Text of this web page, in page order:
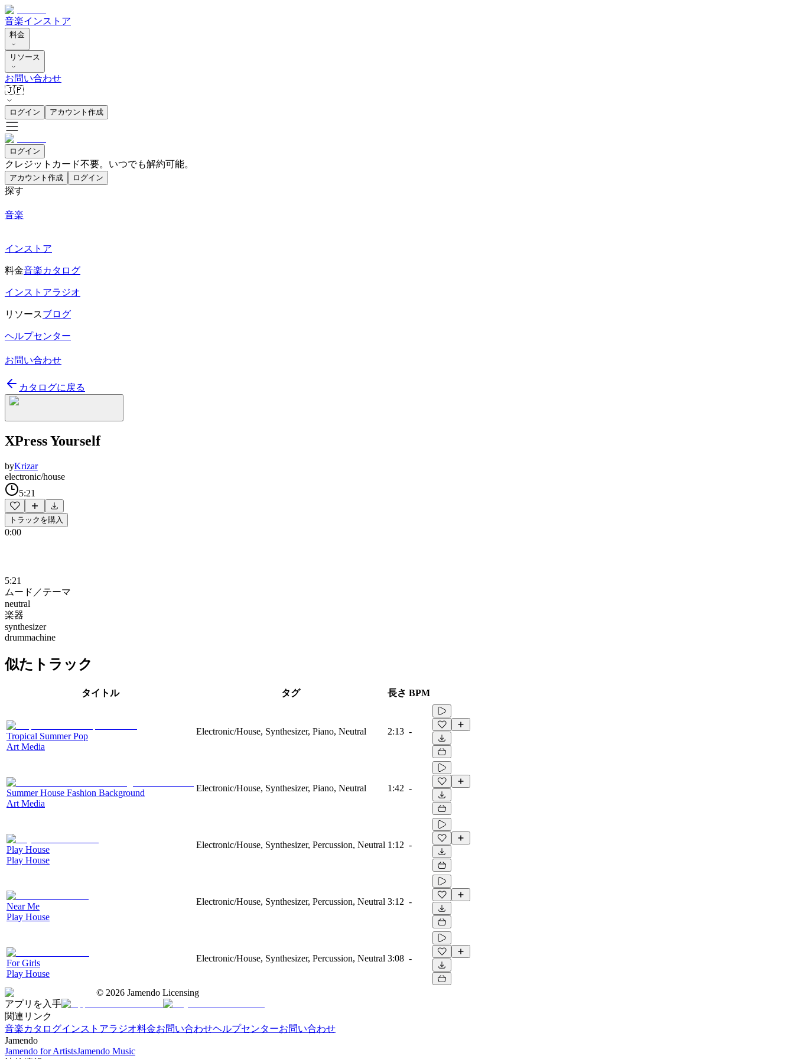
音楽インストア
料金
リソース
お問い合わせ
🇯🇵
ログイン アカウント作成
ログイン
クレジットカード不要。いつでも解約可能。
アカウント作成 ログイン
探す
音楽
インストア
料金音楽カタログ
インストアラジオ
リソースブログ
ヘルプセンター
お問い合わせ
カタログに戻る
XPress Yourself
byKrizar
electronic/house
5:21
トラックを購入
0:00
5:21
ムード／テーマ
neutral
楽器
synthesizer
drummachine
似たトラック
タイトル タグ 長さ BPM
Tropical Summer Pop
Art Media
Electronic/House, Synthesizer, Piano, Neutral 2:13 -
Summer House Fashion Background
Art Media
Electronic/House, Synthesizer, Piano, Neutral 1:42 -
Play House
Play House
Electronic/House, Synthesizer, Percussion, Neutral 1:12 -
Near Me
Play House
Electronic/House, Synthesizer, Percussion, Neutral 3:12 -
For Girls
Play House
Electronic/House, Synthesizer, Percussion, Neutral 3:08 -
© 2026 Jamendo Licensing
アプリを入手
関連リンク
音楽カタログインストアラジオ料金お問い合わせヘルプセンターお問い合わせ
Jamendo
Jamendo for ArtistsJamendo Music